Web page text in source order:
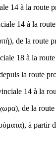
14 à la route
14 à la
), de la route
18 à la
la route
14 à la
), de la
), à partir